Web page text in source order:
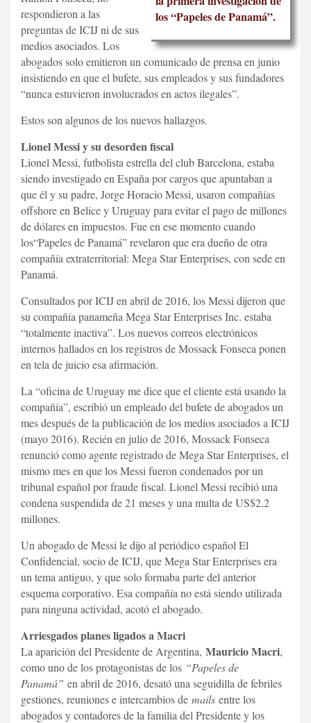
los “Papeles de Panamá”.
respondieron a las
preguntas de ICIJ ni de sus
medios asociados. Los
abogados solo emitieron un comunicado de prensa en junio
insistiendo en que el bufete, sus empleados y sus fundadores
“nunca estuvieron involucrados en actos ilegales”.
Estos son algunos de los nuevos hallazgos.
Lionel Messi y su desorden fiscal
Lionel Messi, futbolista estrella del club Barcelona, estaba
siendo investigado en España por cargos que apuntaban a
que él y su padre, Jorge Horacio Messi, usaron compañías
offshore en Belice y Uruguay para evitar el pago de millones
de dólares en impuestos. Fue en ese momento cuando
los“Papeles de Panamá” revelaron que era dueño de otra
compañía extraterritorial: Mega Star Enterprises, con sede en
Panamá.
Consultados por ICIJ en abril de 2016, los Messi dijeron que
su compañía panameña Mega Star Enterprises Inc. estaba
“totalmente inactiva”. Los nuevos correos electrónicos
internos hallados en los registros de Mossack Fonseca ponen
en tela de juicio esa afirmación.
La “oficina de Uruguay me dice que el cliente está usando la
compañía”, escribió un empleado del bufete de abogados un
mes después de la publicación de los medios asociados a ICIJ
(mayo 2016). Recién en julio de 2016, Mossack Fonseca
renunció como agente registrado de Mega Star Enterprises, el
mismo mes en que los Messi fueron condenados por un
tribunal español por fraude fiscal. Lionel Messi recibió una
condena suspendida de 21 meses y una multa de US$2,2
millones.
Un abogado de Messi le dijo al periódico español El
Confidencial, socio de ICIJ, que Mega Star Enterprises era
un tema antiguo, y que solo formaba parte del anterior
esquema corporativo. Esa compañía no está siendo utilizada
para ninguna actividad, acotó el abogado.
Arriesgados planes ligados a Macri
La aparición del Presidente de Argentina, Mauricio Macri,
como uno de los protagonistas de los “Papeles de
Panamá” en abril de 2016, desató una seguidilla de febriles
gestiones, reuniones e intercambios de mails entre los
abogados y contadores de la familia del Presidente y los